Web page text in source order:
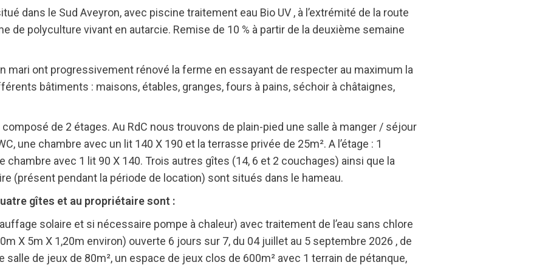
dans le Sud Aveyron, avec piscine traitement eau Bio UV , à l’extrémité de la route
de polyculture vivant en autarcie. Remise de 10 % à partir de la deuxième semaine
mari ont progressivement rénové la ferme en essayant de respecter au maximum la
bâtiments : maisons, étables, granges, fours à pains, séchoir à châtaignes,
composé de 2 étages. Au RdC nous trouvons de plain-pied une salle à manger / séjour
une chambre avec un lit 140 X 190 et la terrasse privée de 25m². A l’étage : 1
chambre avec 1 lit 90 X 140. Trois autres gîtes (14, 6 et 2 couchages) ainsi que la
(présent pendant la période de location) sont situés dans le hameau.
gîtes et au propriétaire sont :
solaire et si nécessaire pompe à chaleur) avec traitement de l’eau sans chlore
X 5m X 1,20m environ) ouverte 6 jours sur 7, du 04 juillet au 5 septembre 2026 , de
salle de jeux de 80m², un espace de jeux clos de 600m² avec 1 terrain de pétanque,